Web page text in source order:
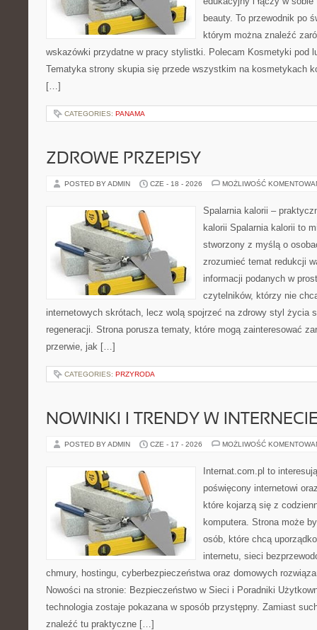
beauty. To przewodnik po
którym można znaleźć
wskazówki przydatne w pracy stylistki. Polecam Kosmetyki pod
Tematyka strony skupia się przede wszystkim na kosmetykach
[…]
CATEGORIES: PANAMA
ZDROWE PRZEPISY
POSTED BY ADMIN CZE - 18 - 2026 MOŻLIWOŚĆ
Spalarnia kalorii –
kalorii Spalarnia kalorii to
stworzony z myślą o
zrozumieć temat redukcji
informacji podanych w
czytelników, którzy nie
internetowych skrótach, lecz wolą spojrzeć na zdrowy styl życia
regeneracji. Strona porusza tematy, które mogą zainteresować
przerwie, jak […]
CATEGORIES: PRZYRODA
NOWINKI I TRENDY W
POSTED BY ADMIN CZE - 17 - 2026 MOŻLIWOŚĆ
Internat.com.pl to
poświęcony internetowi
które kojarzą się z
komputera. Strona może
osób, które chcą
internetu, sieci
chmury, hostingu, cyberbezpieczeństwa oraz domowych
Nowości na stronie: Bezpieczeństwo w Sieci i Poradniki
technologia zostaje pokazana w sposób przystępny. Zamiast
znaleźć tu praktyczne […]